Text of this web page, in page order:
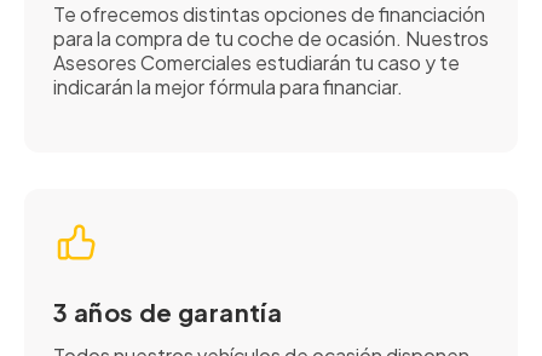
Te ofrecemos distintas opciones de financiación
para la compra de tu coche de ocasión. Nuestros
Asesores Comerciales estudiarán tu caso y te
indicarán la mejor fórmula para financiar.
3 años de garantía